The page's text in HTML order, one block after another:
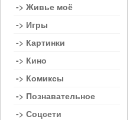
-> Живье моё
-> Игры
-> Картинки
-> Кино
-> Комиксы
-> Познавательное
-> Соцсети